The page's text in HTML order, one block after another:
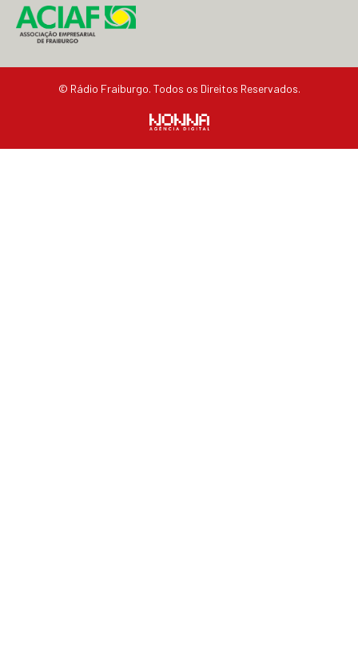
© Rádio Fraiburgo. Todos os Direitos Reservados.